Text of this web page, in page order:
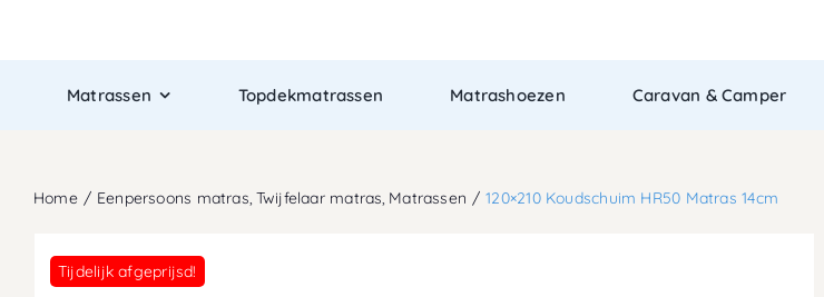
Matrassen Topdekmatrassen Matrashoezen Caravan & Camper
Home Eenpersoons matras Twijfelaar matras Matrassen 120×210 Koudschuim HR50 Matras 14cm
Tijdelijk afgeprijsd!